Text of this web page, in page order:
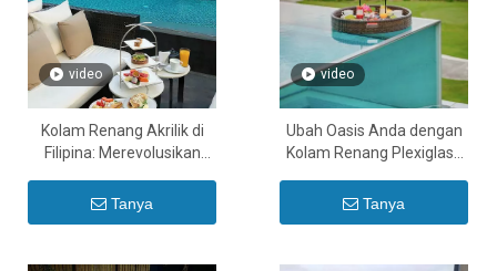
video
Kolam Renang Akrilik di
Filipina: Merevolusikan
Rekaan Tersuai Kilang
Tanya
video
Ubah Oasis Anda dengan
Kolam Renang Plexiglass
Tengah
Tanya